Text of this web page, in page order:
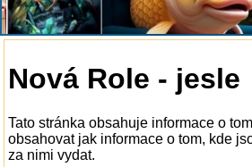
Nová Role - jesle
Tato stránka obsahuje informace o
obsahovat jak informace o tom, kde
za nimi vydat.